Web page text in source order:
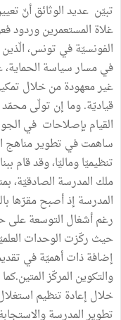
تبيّن عديدالوثائقأنّ
غلاة المستعمرينوردود
الفونسيّةفي تونس،الّذين
فيمسارسياسة الحماية،
غيرمعهودةمنخلال
قياديّة.وما إن تولّىمحمّد
القيام بإصلاحات في
ساهمتفي تطويرمناهج
تنظيميّاوماليّا،وقدقام
ملك المدرسة الصادقيّة،
المدرسة إذأصبحمقرّها
رغمأشغال التوسعةعلى
حيث ركّزت الوحدات
إضافةذاتأهميّةفي
والتكوين المركّزالمتين.كما
خلال إعادة تنظيم
تطويرالمدرسة